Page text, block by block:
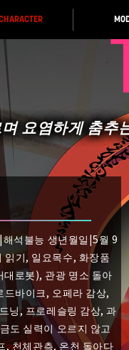
요염하게 춤추
석불능 생년월일|5월 9
기, 일요목수, 화장품
로봇), 관광 명소 돌아
바이크, 오페라 감상,
닝, 프로레슬링 감상, 과
도 실력이 오르지 않고
, 천체관측, 온천 돌아다